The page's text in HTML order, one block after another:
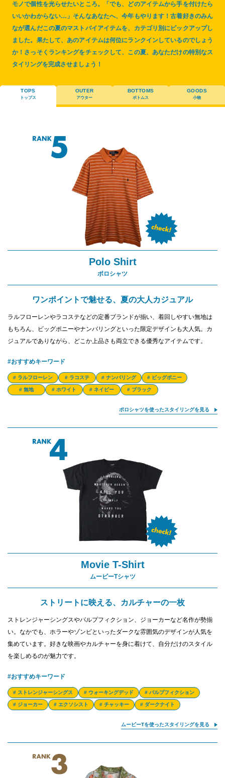
モノで個性を光らせたいところ。「でも、どのアイテムから手を付けたら
いいかわからない…」そんなあなたへ、今年もやります！古着好きのみん
なが選んだこの夏のマストバイアイテムを、カテゴリ別にピックアップし
ました。果たして、あのアイテムは何位にランクインしているのでしょう
か！さっそくランキングをチェックして、この夏、あなただけの特別なス
タイリングを完成させましょう！
TOPS
トップス
OUTER
アウター
BOTTOMS
ボトムス
GOODS
小物
Polo Shirt
ポロシャツ
ワンポイントで魅せる、夏の大人カジュアル
ラルフローレンやラコステなどの定番ブランドが揃い、着回しやすい無地は
もちろん、ビッグポニーやナンバリングといった限定デザインも大人気。カ
ジュアルでありながら、どこか上品さも両立できる優秀なアイテムです。
#おすすめキーワード
# ラルフローレン # ラコステ # ナンバリング # ビッグポニー
# 無地 # ホワイト # ネイビー # ブラック
ポロシャツを使ったスタイリングを見る
Movie T-Shirt
ムービーTシャツ
ストリートに映える、カルチャーの一枚
ストレンジャーシングスやパルプフィクション、ジョーカーなど名作が勢揃
い。なかでも、ホラーやゾンビといったダークな雰囲気のデザインが人気を
集めています。好きな映画やカルチャーを身に着けて、自分だけのスタイル
を楽しめるのが魅力です。
#おすすめキーワード
# ストレンジャーシングス # ウォーキングデッド # パルプフィクション
# ジョーカー # エクソシスト # チャッキー # ダークナイト
ムービーTを使ったスタイリングを見る